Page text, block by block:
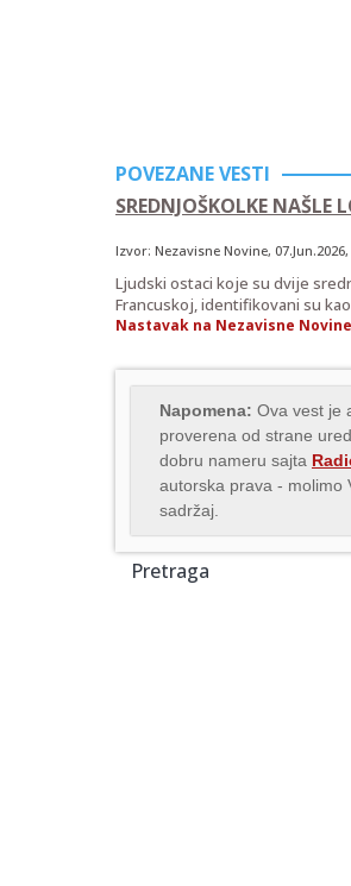
POVEZANE VESTI
SREDNJOŠKOLKE NAŠLE
Izvor: Nezavisne Novine, 07.Jun.2026,
Ljudski ostaci koje su dvije
Francuskoj, identifikovani su
Nastavak na Nezavisne
Napomena: Ova vest je
proverena od strane
dobru nameru sajta
autorska prava - molimo
sadržaj.
Pretraga